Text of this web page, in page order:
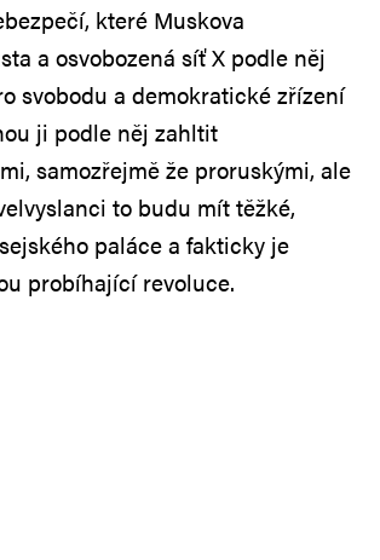
které Muskova
a osvobozená síť X podle něj
svobodu a demokratické zřízení
ji podle něj zahltit
samozřejmě že proruskými, ale
to budu mít těžké,
paláce a fakticky je
probíhající revoluce.